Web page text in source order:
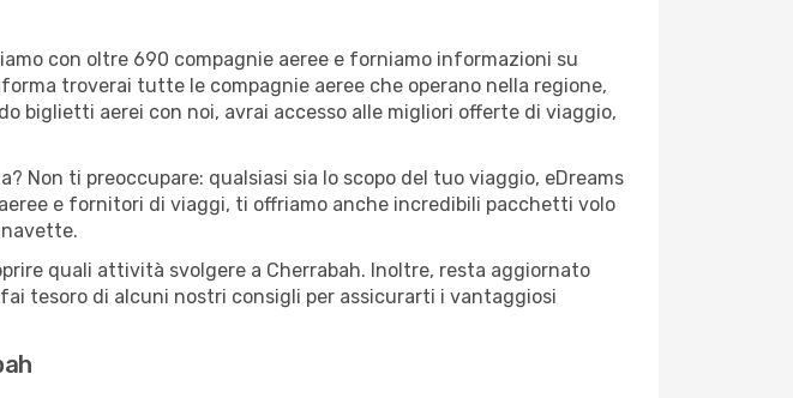
con oltre 690 compagnie aeree e forniamo informazioni su
troverai tutte le compagnie aeree che operano nella regione,
biglietti aerei con noi, avrai accesso alle migliori offerte di viaggio,
Non ti preoccupare: qualsiasi sia lo scopo del tuo viaggio, eDreams
e fornitori di viaggi, ti offriamo anche incredibili pacchetti volo
quali attività svolgere a Cherrabah. Inoltre, resta aggiornato
tesoro di alcuni nostri consigli per assicurarti i vantaggiosi